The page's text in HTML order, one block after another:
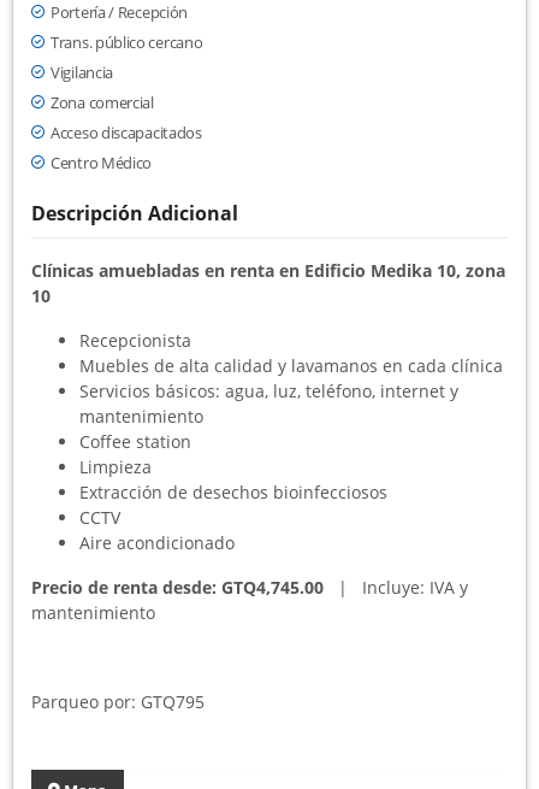
Portería / Recepción
Trans. público cercano
Vigilancia
Zona comercial
Acceso discapacitados
Centro Médico
Descripción Adicional
Clínicas amuebladas en renta en Edificio Medika 10, zona
10
Recepcionista
Muebles de alta calidad y lavamanos en cada clínica
Servicios básicos: agua, luz, teléfono, internet y
mantenimiento
Coffee station
Limpieza
Extracción de desechos bioinfecciosos
CCTV
Aire acondicionado
Precio de renta desde: GTQ4,745.00
| Incluye: IVA y
mantenimiento
Parqueo por: GTQ795